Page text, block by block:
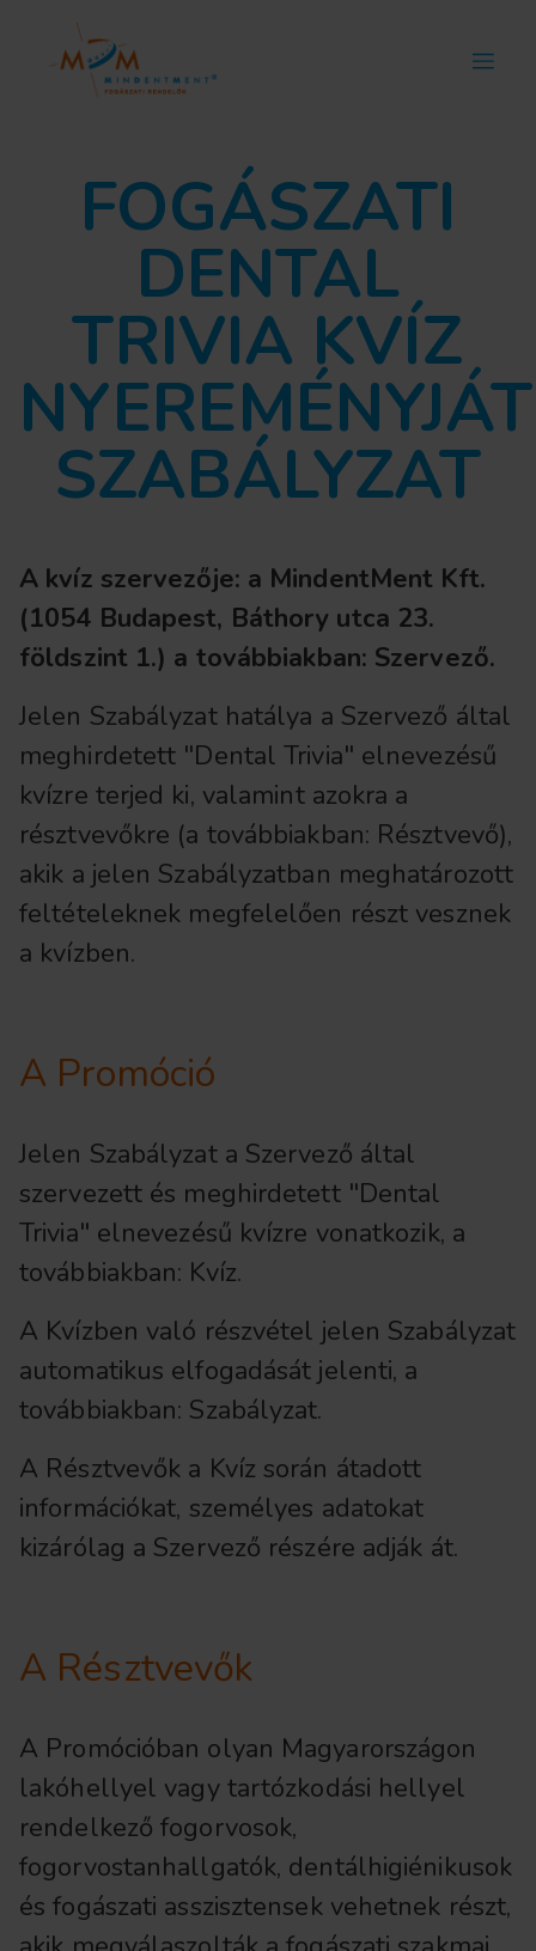
FOGÁSZATI
DENTAL
TRIVIA KVÍZ
SZABÁLYZAT
A kvíz szervezője: a MindentMent Kft.
(1054 Budapest, Báthory utca 23.
földszint 1.) a továbbiakban: Szervező.
Jelen Szabályzat hatálya a Szervező által
meghirdetett "Dental Trivia" elnevezésű
kvízre terjed ki, valamint azokra a
résztvevőkre (a továbbiakban: Résztvevő),
akik a jelen Szabályzatban meghatározott
feltételeknek megfelelően részt vesznek
a kvízben.
A Promóció
Jelen Szabályzat a Szervező által
szervezett és meghirdetett "Dental
Trivia" elnevezésű kvízre vonatkozik, a
továbbiakban: Kvíz.
A Kvízben való részvétel jelen Szabályzat
automatikus elfogadását jelenti, a
továbbiakban: Szabályzat.
A Résztvevők a Kvíz során átadott
információkat, személyes adatokat
kizárólag a Szervező részére adják át.
A Résztvevők
A Promócióban olyan Magyarországon
lakóhellyel vagy tartózkodási hellyel
rendelkező fogorvosok,
fogorvostanhallgatók, dentálhigiénikusok
és fogászati asszisztensek vehetnek részt,